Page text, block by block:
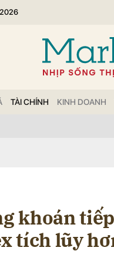
TÀI CHÍNH KINH DOANH
khoán
tích lũy
bình luận